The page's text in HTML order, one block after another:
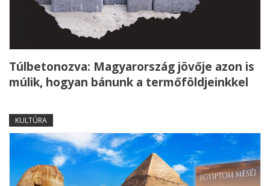
Túlbetonozva: Magyarország jövője azon is
múlik, hogyan bánunk a termőföldjeinkkel
KULTÚRA